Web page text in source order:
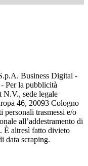
Business Digital -
Per la pubblicità
sede legale
46, 20093 Cologno
personali trasmessi e/o
all’addestramento di
È altresì fatto divieto
data scraping.